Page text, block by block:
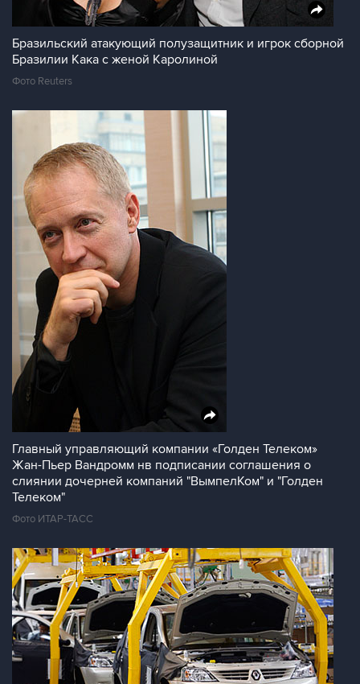
Бразильский атакующий полузащитник и игрок сборной
Бразилии Кака с женой Каролиной
Фото Reuters
Главный управляющий компании «Голден Телеком»
Жан-Пьер Вандромм нв подписании соглашения о
слиянии дочерней компаний "ВымпелКом" и "Голден
Телеком"
Фото ИТАР-ТАСС